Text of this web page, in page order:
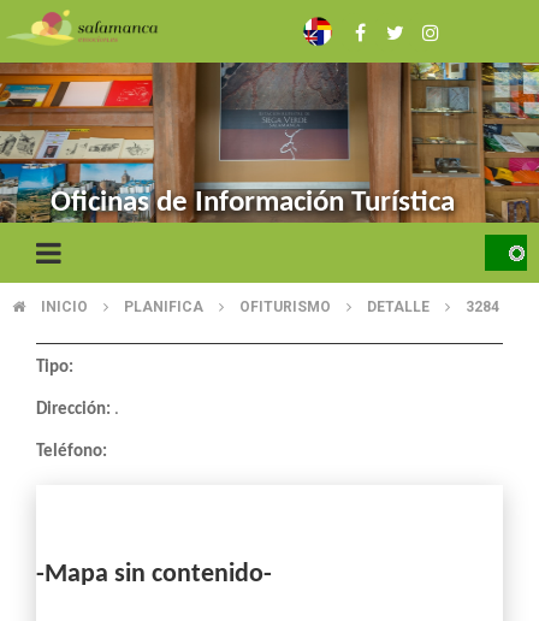
to
main
content
Oficinas de Información Turística
BREADCRUMB
INICIO PLANIFICA OFITURISMO DETALLE 3284
Tipo:
Dirección: .
Teléfono:
-Mapa sin contenido-